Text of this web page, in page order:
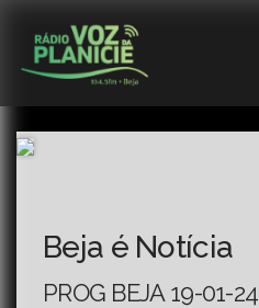
Beja é Notícia
PROG BEJA 19-01-24